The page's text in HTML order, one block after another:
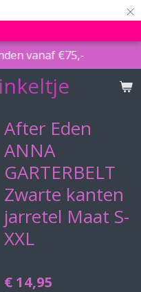
×
vanaf €75,-
After Eden
ANNA
GARTERBELT
Zwarte kanten
jarretel Maat S-
XXL
€ 14,95